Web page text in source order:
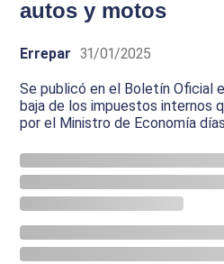
autos y motos
Errepar 31/01/2025
Se publicó en el Boletín Oficial
baja de los impuestos internos
por el Ministro de Economía